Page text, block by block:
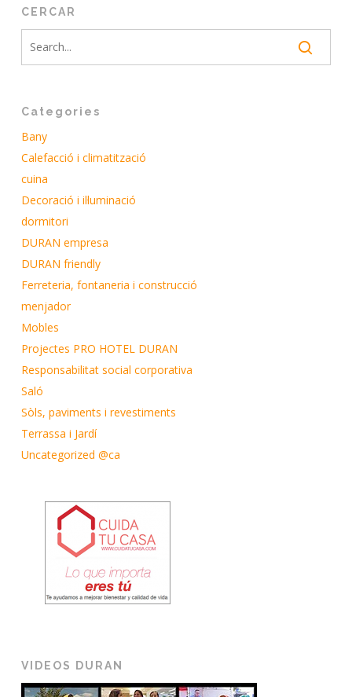
CERCAR
Categories
Bany
Calefacció i climatització
cuina
Decoració i il·luminació
dormitori
DURAN empresa
DURAN friendly
Ferreteria, fontaneria i construcció
menjador
Mobles
Projectes PRO HOTEL DURAN
Responsabilitat social corporativa
Saló
Sòls, paviments i revestiments
Terrassa i Jardí
Uncategorized @ca
VIDEOS DURAN